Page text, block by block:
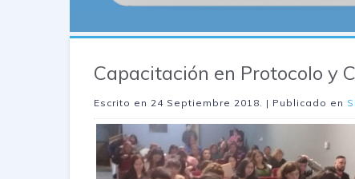
Capacitación en Protocolo y
Escrito en 24 Septiembre 2018. | Publicado en